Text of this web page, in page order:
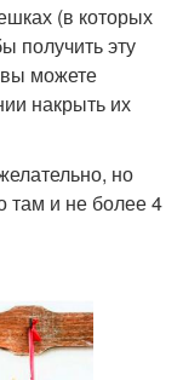
(в которых
получить эту
можете
накрыть их
но
там и не более 4